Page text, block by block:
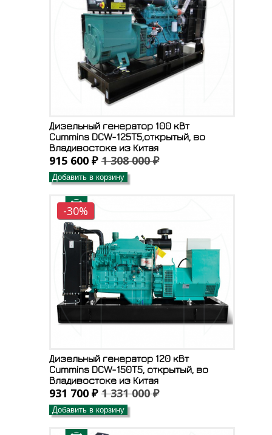
Дизельный генератор 100 кВт
Cummins DCW-125T5,открытый, во
Владивостоке из Китая
915 600 ₽ 1 308 000 ₽
Добавить в корзину
-30%
Дизельный генератор 120 кВт
Cummins DCW-150T5, открытый, во
Владивостоке из Китая
931 700 ₽ 1 331 000 ₽
Добавить в корзину